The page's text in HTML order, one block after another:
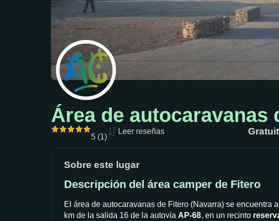
Área de autocaravanas
5 (1)
Leer reseñas
Sobre este lugar
Descripción del área camper de Fitero
El área de autocaravanas de Fitero (Navarra) se encuentra
km de la salida 16 de la autovía AP-68, en un recinto